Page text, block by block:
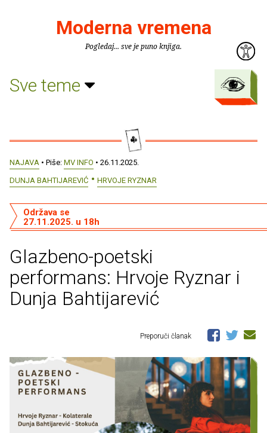
Moderna vremena
Pogledaj... sve je puno knjiga.
Sve teme
NAJAVA • Piše: MV INFO • 26.11.2025.
DUNJA BAHTIJAREVIĆ
HRVOJE RYZNAR
Glazbeno-poetski
performans: Hrvoje Ryznar i
Dunja Bahtijarević
Održava se
27.11.2025. u 18h
Preporuči članak